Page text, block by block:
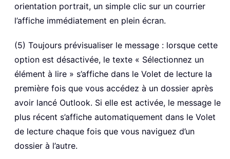
orientation portrait, un simple clic sur un courrier
l’affiche immédiatement en plein écran.
(5) Toujours prévisualiser le message : lorsque cette
option est désactivée, le texte « Sélectionnez un
élément à lire » s’affiche dans le Volet de lecture la
première fois que vous accédez à un dossier après
avoir lancé Outlook. Si elle est activée, le message le
plus récent s’affiche automatiquement dans le Volet
de lecture chaque fois que vous naviguez d’un
dossier à l’autre.